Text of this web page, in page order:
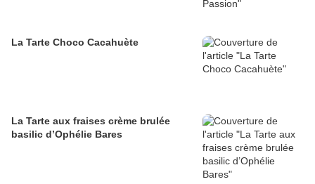
La Tarte Choco Cacahuète
La Tarte aux fraises crème brulée
basilic d’Ophélie Bares